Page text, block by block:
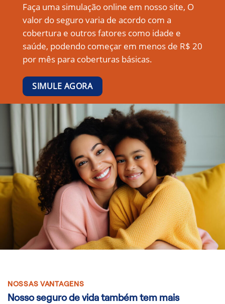
Faça uma simulação online em nosso site, O
valor do seguro varia de acordo com a
cobertura e outros fatores como idade e
saúde, podendo começar em menos de R$ 20
por mês para coberturas básicas.
SIMULE AGORA
NOSSAS VANTAGENS
Nosso seguro de vida também tem mais